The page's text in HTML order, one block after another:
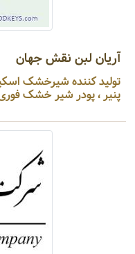
آریان لبن نقش جهان
تولید کننده
پنیر ، پودر شیر خشک فوری